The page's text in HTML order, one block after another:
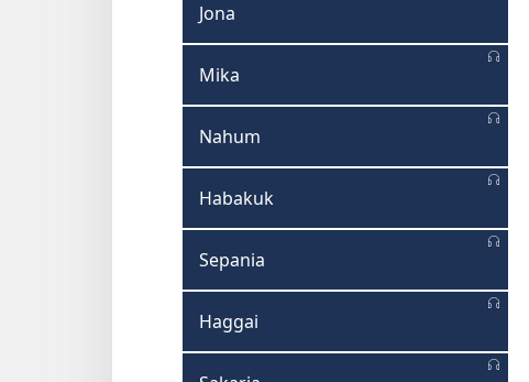
Jona
Mika
Nahum
Habakuk
Sepania
Haggai